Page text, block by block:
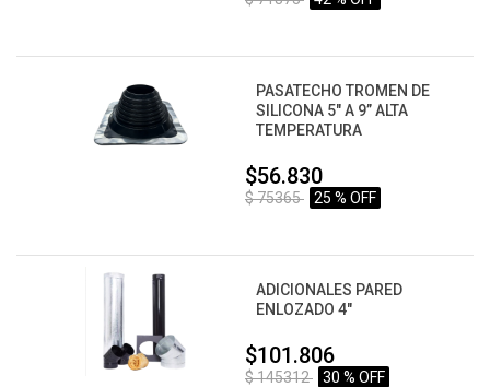
PASATECHO TROMEN DE
SILICONA 5" A 9” ALTA
TEMPERATURA
$56.830
$ 75365 25 % OFF
ADICIONALES PARED
ENLOZADO 4"
$101.806
$ 145312 30 % OFF